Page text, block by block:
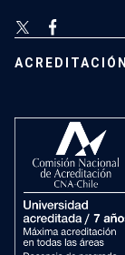
ACREDITACIÓN